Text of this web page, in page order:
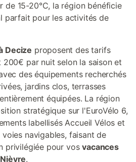
de 15-20°C, la région bénéficie
parfait pour les activités de
Decize proposent des tarifs
par nuit selon la saison et
des équipements recherchés
jardins clos, terrasses
équipées. La région
stratégique sur l'EuroVélo 6,
labellisés Accueil Vélos et
navigables, faisant de
privilégiée pour vosvacances
.